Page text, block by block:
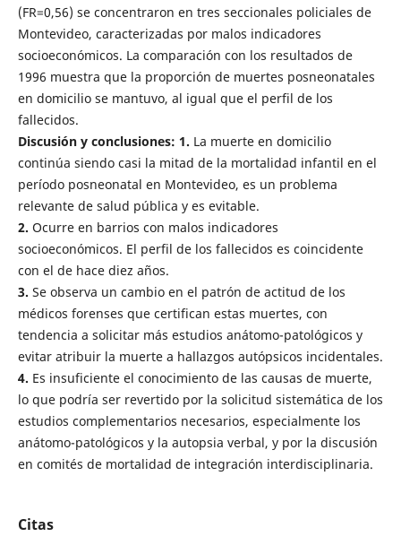
(FR=0,56) se concentraron en tres seccionales policiales de
Montevideo, caracterizadas por malos indicadores
socioeconómicos. La comparación con los resultados de
1996 muestra que la proporción de muertes posneonatales
en domicilio se mantuvo, al igual que el perfil de los
fallecidos.
Discusión y conclusiones: 1. La muerte en domicilio
continúa siendo casi la mitad de la mortalidad infantil en el
período posneonatal en Montevideo, es un problema
relevante de salud pública y es evitable.
2. Ocurre en barrios con malos indicadores
socioeconómicos. El perfil de los fallecidos es coincidente
con el de hace diez años.
3. Se observa un cambio en el patrón de actitud de los
médicos forenses que certifican estas muertes, con
tendencia a solicitar más estudios anátomo-patológicos y
evitar atribuir la muerte a hallazgos autópsicos incidentales.
4. Es insuficiente el conocimiento de las causas de muerte,
lo que podría ser revertido por la solicitud sistemática de los
estudios complementarios necesarios, especialmente los
anátomo-patológicos y la autopsia verbal, y por la discusión
en comités de mortalidad de integración interdisciplinaria.
Citas